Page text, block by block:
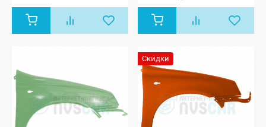
Скидки